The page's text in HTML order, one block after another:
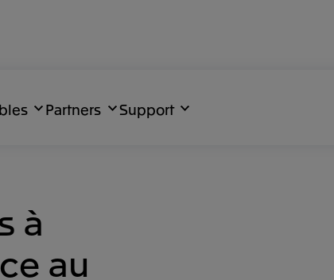
Partners Support
à
au